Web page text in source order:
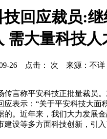
技回应裁员:
需大量科技人
26 点击： 次 来源：不
传言称平安科技正批量裁员
应表示：“关于平安科技大面
的。近年来，我们大力发展
建设等多方面科技创新，引